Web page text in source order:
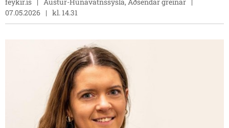
07.05.2026
kl. 14.31